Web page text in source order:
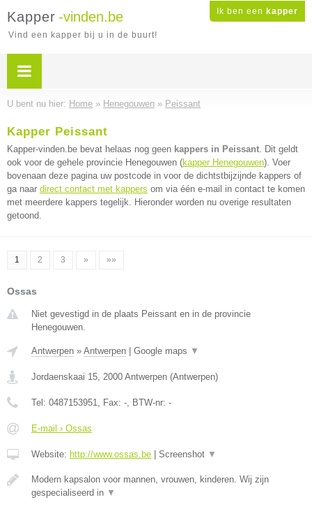
Ik ben een kapper
Kapper -vinden.be
Vind een kapper bij u in de buurt!
U bent nu hier: Home » Henegouwen » Peissant
Kapper Peissant
Kapper-vinden.be bevat helaas nog geen kappers in Peissant. Dit geldt
ook voor de gehele provincie Henegouwen (kapper Henegouwen). Voer
bovenaan deze pagina uw postcode in voor de dichtstbijzijnde kappers of
ga naar direct contact met kappers om via één e-mail in contact te komen
met meerdere kappers tegelijk. Hieronder worden nu overige resultaten
getoond.
1 2 3 » »»
Ossas
Niet gevestigd in de plaats Peissant en in de provincie
Henegouwen.
Antwerpen » Antwerpen Google maps ▼
Jordaenskaai 15, 2000 Antwerpen (Antwerpen)
Tel: 0487153951, Fax: -, BTW-nr: -
E-mail › Ossas
Website: http://www.ossas.be Screenshot ▼
Modern kapsalon voor mannen, vrouwen, kinderen. Wij zijn
gespecialiseerd in ▼